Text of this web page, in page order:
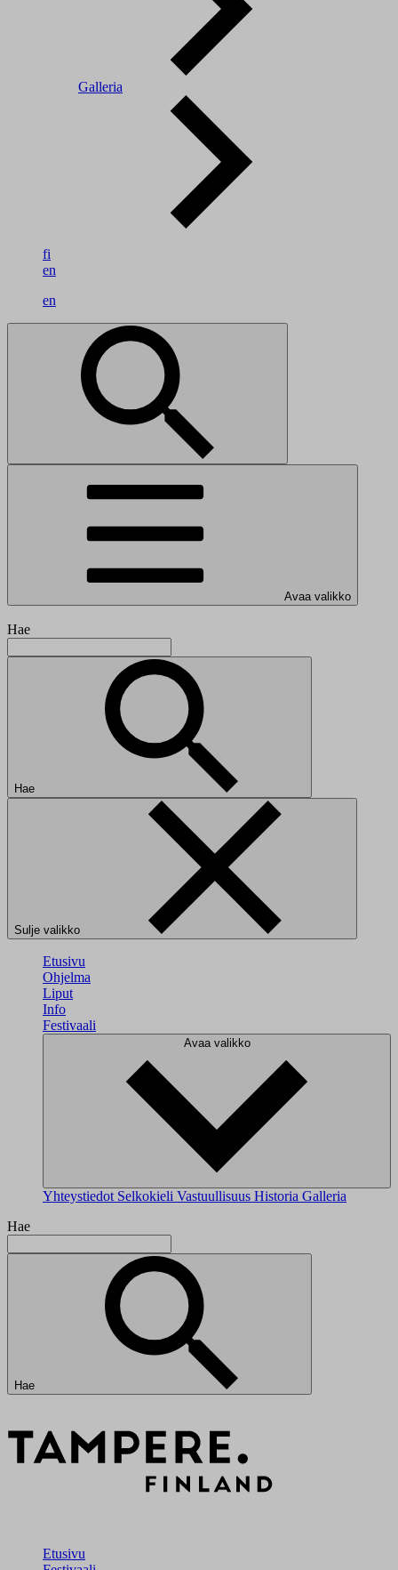
Galleria
fi
en
en
Avaa valikko
Hae
Hae
Sulje valikko
Etusivu
Ohjelma
Liput
Info
Festivaali
Avaa valikko
Yhteystiedot Selkokieli Vastuullisuus Historia Galleria
Hae
Hae
Etusivu